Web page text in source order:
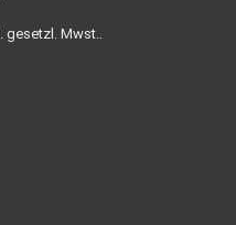
gesetzl. Mwst..